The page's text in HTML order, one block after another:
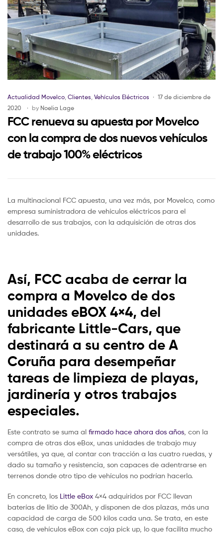
Actualidad Movelco Clientes Vehículos Eléctricos
17 de diciembre de
2020
by Noelia Lage
FCC renueva su apuesta por Movelco
con la compra de dos nuevos vehículos
de trabajo 100% eléctricos
La multinacional FCC apuesta, una vez más, por Movelco, como
empresa suministradora de vehículos eléctricos para el
desarrollo de sus trabajos, con la adquisición de otras dos
unidades.
Así, FCC acaba de cerrar la
compra a Movelco de dos
unidades eBOX 4×4, del
fabricante Little-Cars, que
destinará a su centro de A
Coruña para desempeñar
tareas de limpieza de playas,
jardinería y otros trabajos
especiales.
Este contrato se suma al firmado hace ahora dos años , con la
compra de otras dos eBox, unas unidades de trabajo muy
versátiles, ya que, al contar con tracción a las cuatro ruedas, y
dado su tamaño y resistencia, son capaces de adentrarse en
terrenos donde otro tipo de vehículos no podrían hacerlo.
En concreto, los Little eBox 4×4 adquiridos por FCC llevan
baterías de litio de 300Ah, y disponen de dos plazas, más una
capacidad de carga de 500 kilos cada una. Se trata, en este
caso, de vehículos eBox con caja pick up, lo que facilita mucho